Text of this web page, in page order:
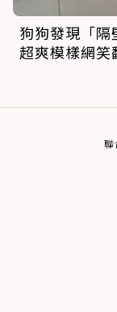
狗狗發現「隔
超爽模樣網笑
聯